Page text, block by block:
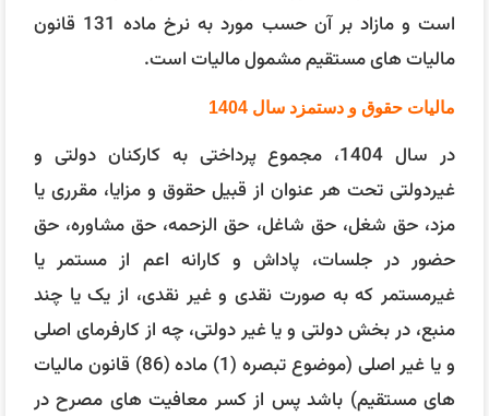
است و مازاد بر آن حسب مورد به نرخ ماده 131 قانون
مالیات های مستقیم مشمول مالیات است.
مالیات حقوق و دستمزد سال 1404
در سال 1404، مجموع پرداختی به کارکنان دولتی و
غیردولتی تحت هر عنوان از قبیل حقوق و مزایا، مقرری یا
مزد، حق شغل، حق شاغل، حق‌ الزحمه، حق مشاوره، حق
حضور در جلسات، پاداش و کارانه اعم از مستمر یا
غیرمستمر که به صورت نقدی و غیر نقدی، از یک یا چند
منبع، در بخش دولتی و یا غیر دولتی، چه از کارفرمای اصلی
و یا غیر اصلی (موضوع تبصره (1) ماده (86) قانون مالیات
‌های مستقیم) باشد پس از کسر معافیت‌ های مصرح در